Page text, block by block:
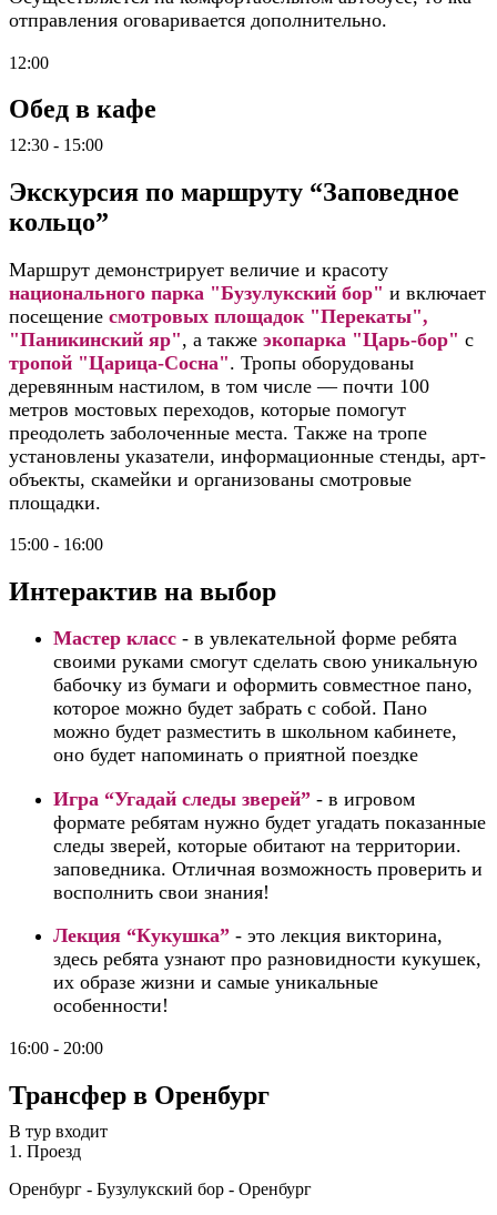
отправления оговаривается дополнительно.
12:00
Обед в кафе
12:30 - 15:00
Экскурсия по маршруту “Заповедное
кольцо”
Маршрут демонстрирует величие и красоту
национального парка "Бузулукский бор" и включает
посещение смотровых площадок "Перекаты",
"Паникинский яр", а также экопарка "Царь-бор" с
тропой "Царица-Сосна". Тропы оборудованы
деревянным настилом, в том числе — почти 100
метров мостовых переходов, которые помогут
преодолеть заболоченные места. Также на тропе
установлены указатели, информационные стенды, арт-
объекты, скамейки и организованы смотровые
площадки.
15:00 - 16:00
Интерактив на выбор
Мастер класс - в увлекательной форме ребята
своими руками смогут сделать свою уникальную
бабочку из бумаги и оформить совместное пано,
которое можно будет забрать с собой. Пано
можно будет разместить в школьном кабинете,
оно будет напоминать о приятной поездке
Игра “Угадай следы зверей” - в игровом
формате ребятам нужно будет угадать показанные
следы зверей, которые обитают на территории.
заповедника. Отличная возможность проверить и
восполнить свои знания!
Лекция “Кукушка” - это лекция викторина,
здесь ребята узнают про разновидности кукушек,
их образе жизни и самые уникальные
особенности!
16:00 - 20:00
Трансфер в Оренбург
В тур входит
1. Проезд
Оренбург - Бузулукский бор - Оренбург